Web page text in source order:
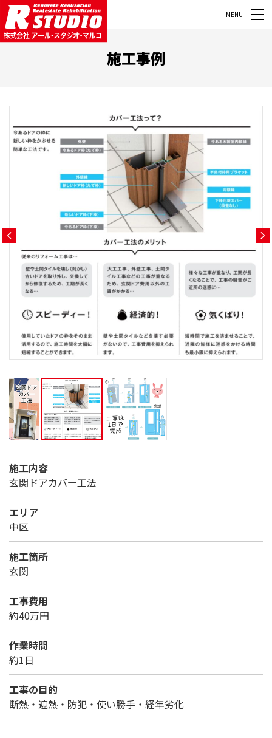
MENU
施工事例
施工内容
玄関ドアカバー工法
エリア
中区
施工箇所
玄関
工事費用
約40万円
作業時間
約1日
工事の目的
断熱・遮熱・防犯・使い勝手・経年劣化